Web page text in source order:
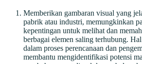
Memberikan gambaran visual yang
pabrik atau industri, memungkinkan
kepentingan untuk melihat dan
berbagai elemen saling terhubung.
dalam proses perencanaan dan
membantu mengidentifikasi potensi